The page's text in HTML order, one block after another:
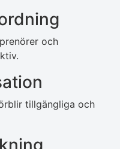
och
tillgängliga och